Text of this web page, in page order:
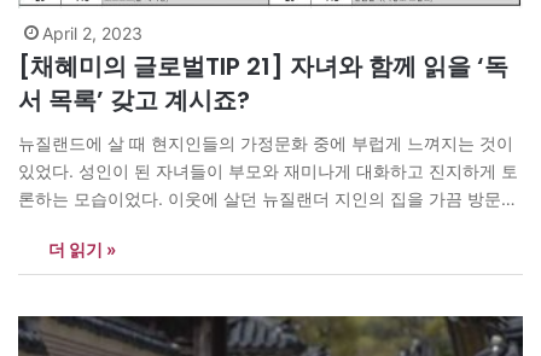
April 2, 2023
[채혜미의 글로벌TIP 21] 자녀와 함께 읽을 ‘독
서 목록’ 갖고 계시죠?
뉴질랜드에 살 때 현지인들의 가정문화 중에 부럽게 느껴지는 것이
있었다. 성인이 된 자녀들이 부모와 재미나게 대화하고 진지하게 토
론하는 모습이었다. 이웃에 살던 뉴질랜더 지인의 집을 가끔 방문해
에 와 있는 경우를 볼 수 있었다. 부모가 주로 말하고 자식은 듣기만
하는 한국과 달리 마치…
더 읽기 »